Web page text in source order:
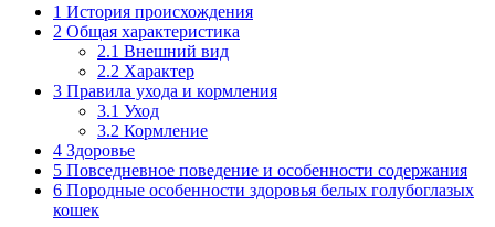
1 История происхождения
2 Общая характеристика
2.1 Внешний вид
2.2 Характер
3 Правила ухода и кормления
3.1 Уход
3.2 Кормление
4 Здоровье
5 Повседневное поведение и особенности содержания
6 Породные особенности здоровья белых голубоглазых
кошек